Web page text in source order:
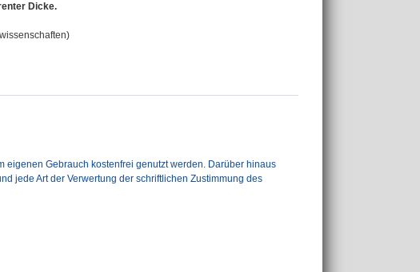
Dicke.
eigenen Gebrauch kostenfrei genutzt werden. Darüber hinaus
jede Art der Verwertung der schriftlichen Zustimmung des